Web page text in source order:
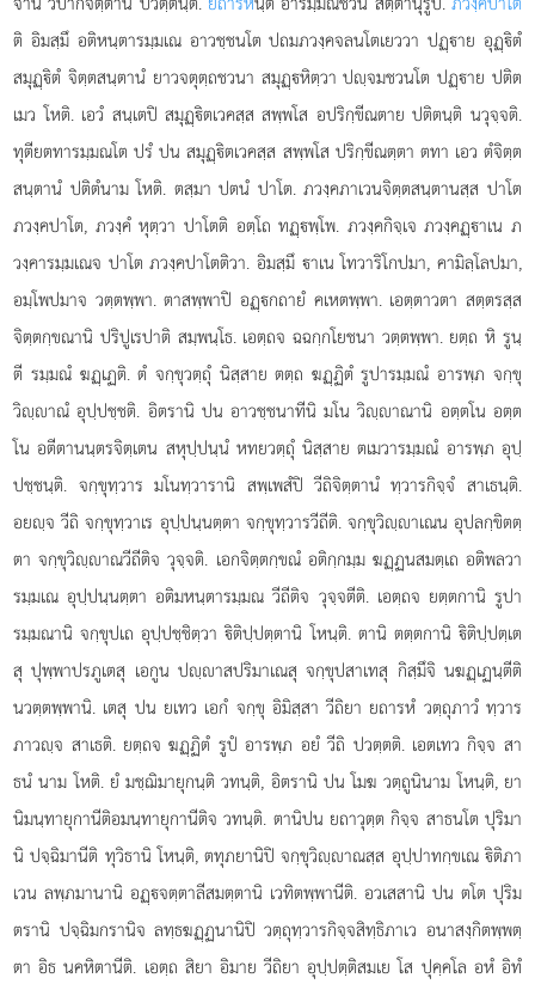
ติ อิมสฺมึ อติหนฺตารมฺมเณ อาวชฺชนโต ปถมภวงฺคจลนโตเยววา ปฏฺาย อุฏฺิตํ
สมุฏฺิตํ จิตฺตสนฺตานํ ยาวจตุตฺถชวนา สมุฏฺหิตฺวา ปฺจมชวนโต ปฏฺาย ปติต
เมว โหติ. เอวํ สนฺเตปิ สมุฏฺิตเวคสฺส สพฺพโส อปริกฺขีณตาย ปติตนฺติ นวุจฺจติ.
ทุตียตทารมฺมณโต ปรํ ปน สมุฏฺิตเวคสฺส สพฺพโส ปริกฺขีณตฺตา ตทา เอว ตํจิตฺต
สนฺตานํ ปติตํนาม โหติ. ตสฺมา ปตนํ ปาโต. ภวงฺคภาเวนจิตฺตสนฺตานสฺส ปาโต
ภวงฺคปาโต, ภวงฺคํ หุตฺวา ปาโตติ อตฺโถ ทฏฺพฺโพ. ภวงฺคกิจฺเจ ภวงฺคฏฺาเน ภ
วงฺคารมฺมเณจ ปาโต ภวงฺคปาโตติวา. อิมสฺมึ าเน โทวาริโกปมา, คามิลฺโลปมา,
อมฺโพปมาจ วตฺตพฺพา. ตาสพฺพาปิ อฏฺกถายํ คเหตพฺพา. เอตฺตาวตา สตฺตรสฺส
จิตฺตกฺขณานิ ปริปูเรปาติ สมฺพนฺโธ. เอตฺถจ ฉฉกฺกโยชนา วตฺตพฺพา. ยตฺถ หิ รูนฺ
ตี รมฺมณํ ฆฏฺเฏติ. ตํ จกฺขุวตฺถุํ นิสฺสาย ตตฺถ ฆฏฺฏิตํ รูปารมฺมณํ อารพฺภ จกฺขุ
วิฺาณํ อุปฺปชฺชติ. อิตรานิ ปน อาวชฺชนาทีนิ มโน วิฺาณานิ อตฺตโน อตฺต
โน อตีตานนฺตรจิตฺเตน สหุปฺปนฺนํ หทยวตฺถุํ นิสฺสาย ตเมวารมฺมณํ อารพฺภ อุปฺ
ปชฺชนฺติ. จกฺขุทฺวาร มโนทฺวารานิ สพฺเพสํปิ วีถิจิตฺตานํ ทฺวารกิจฺจํ สาเธนฺติ.
อยฺจ วีถิ จกฺขุทฺวาเร อุปฺปนฺนตฺตา จกฺขุทฺวารวีถีติ. จกฺขุวิฺาเณน อุปลกฺขิตตฺ
ตา จกฺขุวิฺาณวีถีติจ วุจฺจติ. เอกจิตฺตกฺขณํ อติกฺกมฺม ฆฏฺฏนสมตฺเถ อติพลวา
รมฺมเณ อุปฺปนฺนตฺตา อติมหนฺตารมฺมณ วีถีติจ วุจฺจตีติ. เอตฺถจ ยตฺตกานิ รูปา
รมฺมณานิ จกฺขุปเถ อุปฺปชฺชิตฺวา ิติปฺปตฺตานิ โหนฺติ. ตานิ ตตฺตกานิ ิติปฺปตฺเต
สุ ปุพฺพาปรภูเตสุ เอกูน ปฺาสปริมาเณสุ จกฺขุปสาเทสุ กิสฺมึจิ นฆฏฺเฏนฺตีติ
นวตฺตพฺพานิ. เตสุ ปน ยเทว เอกํ จกฺขุ อิมิสฺสา วีถิยา ยถารหํ วตฺถุภาวํ ทฺวาร
ภาวฺจ สาเธติ. ยตฺถจ ฆฏฺฏิตํ รูปํ อารพฺภ อยํ วีถิ ปวตฺตติ. เอตเทว กิจฺจ สา
ธนํ นาม โหติ. ยํ มชฺฌิมายุกนฺติ วทนฺติ, อิตรานิ ปน โมฆ วตฺถูนินาม โหนฺติ, ยา
นิมนฺทายุกานีติอมนฺทายุกานีติจ วทนฺติ. ตานิปน ยถาวุตฺต กิจฺจ สาธนโต ปุริมา
นิ ปจฺฉิมานีติ ทุวิธานิ โหนฺติ, ตทุภยานิปิ จกฺขุวิฺาณสฺส อุปฺปาทกฺขเณ ิติภา
เวน ลพฺภมานานิ อฏฺจตฺตาลีสมตฺตานิ เวทิตพฺพานีติ. อวเสสานิ ปน ตโต ปุริม
ตรานิ ปจฺฉิมกรานิจ ลทฺธฆฏฺฏนานิปิ วตฺถุทฺวารกิจฺจสิทฺธิภาเว อนาสงฺกิตพฺพตฺ
ตา อิธ นคหิตานีติ. เอตฺถ สิยา อิมาย วีถิยา อุปฺปตฺติสมเย โส ปุคฺคโล อหํ อิทํ